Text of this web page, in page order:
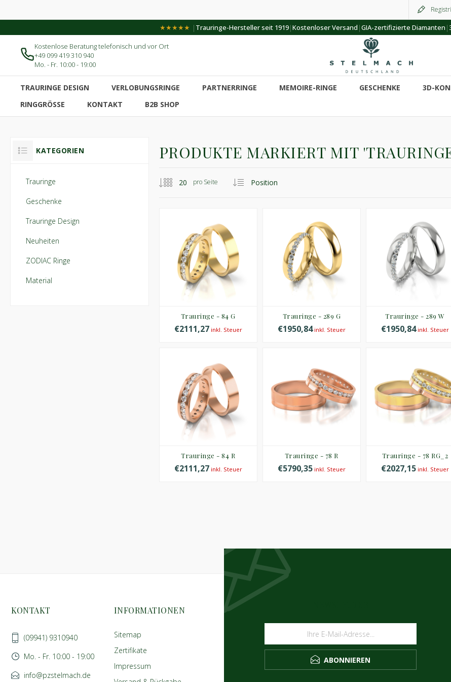
★★★★★ | Trauringe-Hersteller seit 1919|Kostenloser Versand |GIA-zertifizierte Diamanten |
Kostenlose Beratung telefonisch und vor Ort
+49 099 419 310 940
Mo. - Fr. 10:00 - 19:00
TRAURINGE DESIGN VERLOBUNGSRINGE PARTNERRINGE MEMOIRE-RINGE GESCHENKE 3D-
RINGGRÖSSE
KONTAKT B2B SHOP
PRODUKTE MARKIERT MIT
pro Seite
Trauringe - 84 G
€2111,27inkl. Steuer
Trauringe - 289 G
€1950,84inkl. Steuer
Trauringe - 289 W
€1950,84inkl. Steuer
Trauringe - 84 R
€2111,27inkl. Steuer
Trauringe - 78 R
€5790,35inkl. Steuer
Trauringe - 78 RG_2
€2027,15inkl. Steuer
KATEGORIEN
Trauringe
Geschenke
Trauringe Design
Neuheiten
ZODIAC Ringe
Material
ABONNIEREN
KONTAKT
(09941) 9310940
Mo. - Fr. 10:00 - 19:00
info@pzstelmach.de
INFORMATIONEN
Sitemap
Zertifikate
Impressum